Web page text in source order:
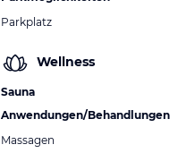
Parkplatz
Wellness
Sauna
Anwendungen/Behandlungen
Massagen